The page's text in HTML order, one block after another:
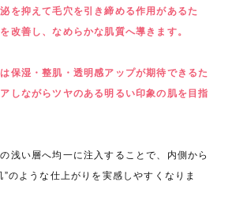
を抑えて毛穴を引き締める作用があるた
改善し、なめらかな肌質へ導きます。
保湿・整肌・透明感アップが期待できるた
しながらツヤのある明るい印象の肌を目指
浅い層へ均一に注入することで、内側から
”のような仕上がりを実感しやすくなりま